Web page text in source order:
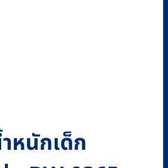
หนักเด็ก